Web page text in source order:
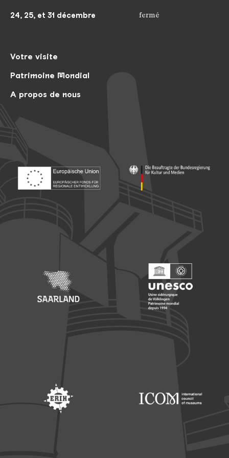
Votre visite
Patrimoine Mondial
A propos de nous
24, 25, et 31 décembre fermé